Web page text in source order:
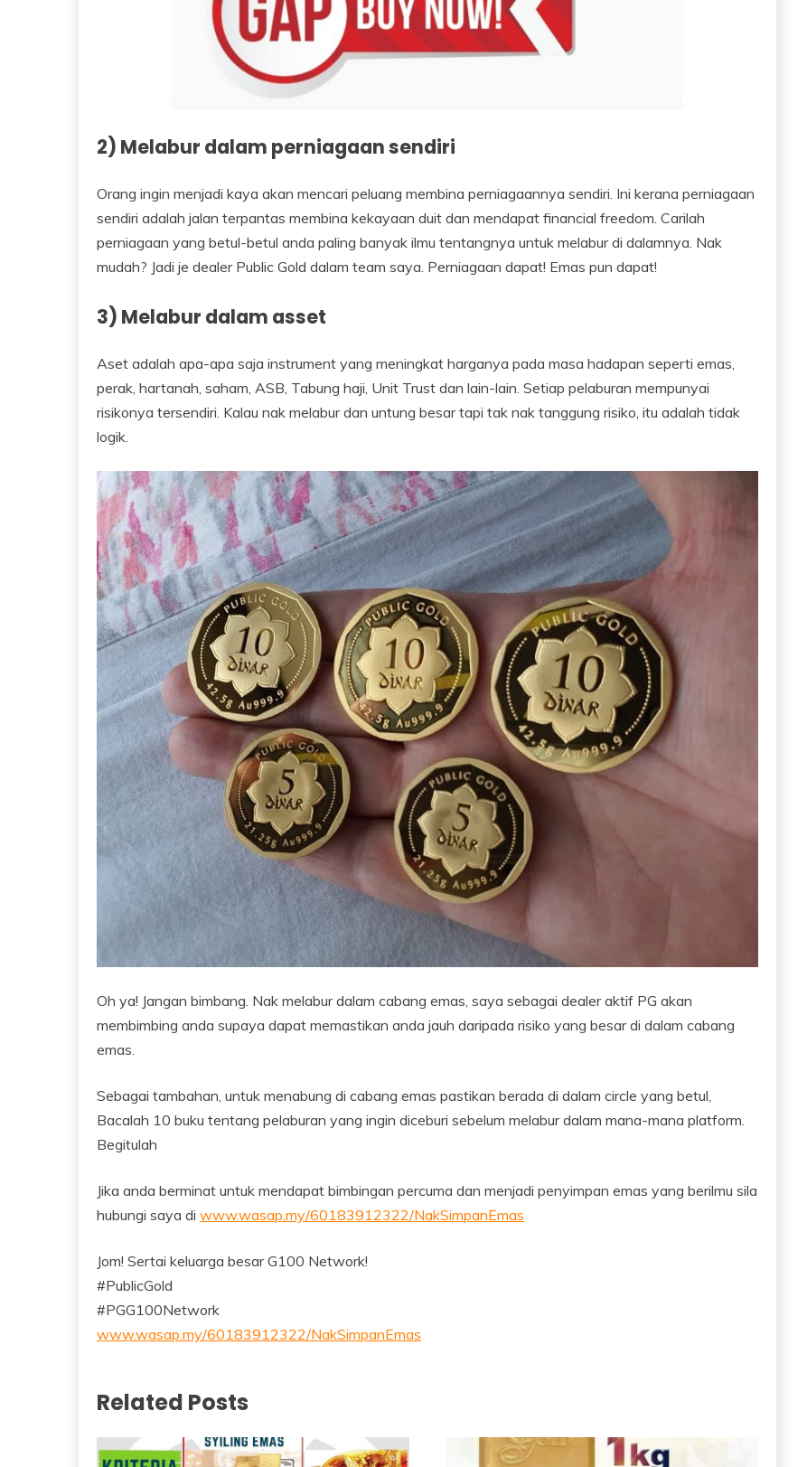
2) Melabur dalam perniagaan sendiri
Orang ingin menjadi kaya akan mencari peluang membina perniagaannya sendiri. Ini kerana perniagaan
sendiri adalah jalan terpantas membina kekayaan duit dan mendapat financial freedom. Carilah
perniagaan yang betul-betul anda paling banyak ilmu tentangnya untuk melabur di dalamnya. Nak
mudah? Jadi je dealer Public Gold dalam team saya. Perniagaan dapat! Emas pun dapat!
3) Melabur dalam asset
Aset adalah apa-apa saja instrument yang meningkat harganya pada masa hadapan seperti emas,
perak, hartanah, saham, ASB, Tabung haji, Unit Trust dan lain-lain. Setiap pelaburan mempunyai
risikonya tersendiri. Kalau nak melabur dan untung besar tapi tak nak tanggung risiko, itu adalah tidak
logik.
Oh ya! Jangan bimbang. Nak melabur dalam cabang emas, saya sebagai dealer aktif PG akan
membimbing anda supaya dapat memastikan anda jauh daripada risiko yang besar di dalam cabang
emas.
Sebagai tambahan, untuk menabung di cabang emas pastikan berada di dalam circle yang betul,
Bacalah 10 buku tentang pelaburan yang ingin diceburi sebelum melabur dalam mana-mana platform.
Begitulah
Jika anda berminat untuk mendapat bimbingan percuma dan menjadi penyimpan emas yang berilmu sila
hubungi saya di www.wasap.my/60183912322/NakSimpanEmas
Jom! Sertai keluarga besar G100 Network!
#PublicGold
#PGG100Network
www.wasap.my/60183912322/NakSimpanEmas
Related Posts